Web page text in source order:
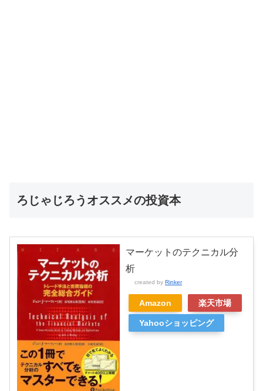
ろじゃじろうオススメの投資本
マーケットのテクニカル分
析
created by Rinker
Amazon 楽天市場
Yahooショッピング